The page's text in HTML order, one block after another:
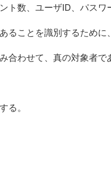
ト数、ユーザID、パスワ
ことを識別するために
合わせて、真の対象者
る。